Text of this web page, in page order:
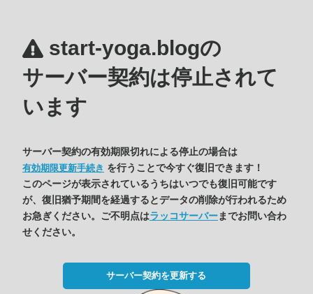
start-yoga.blogの
サーバー契約は停止されて
います
サーバー契約の有効期限切れによる停止の場合は
有効期限更新手続き を行うことで今すぐ復旧できます！
このページが表示されているうちはいつでも復旧可能です
が、復旧猶予期間を経過するとデータの削除が行われるため
お急ぎください。ご不明点はラッコサーバーまでお問い合わ
せください。
サーバー契約を更新する